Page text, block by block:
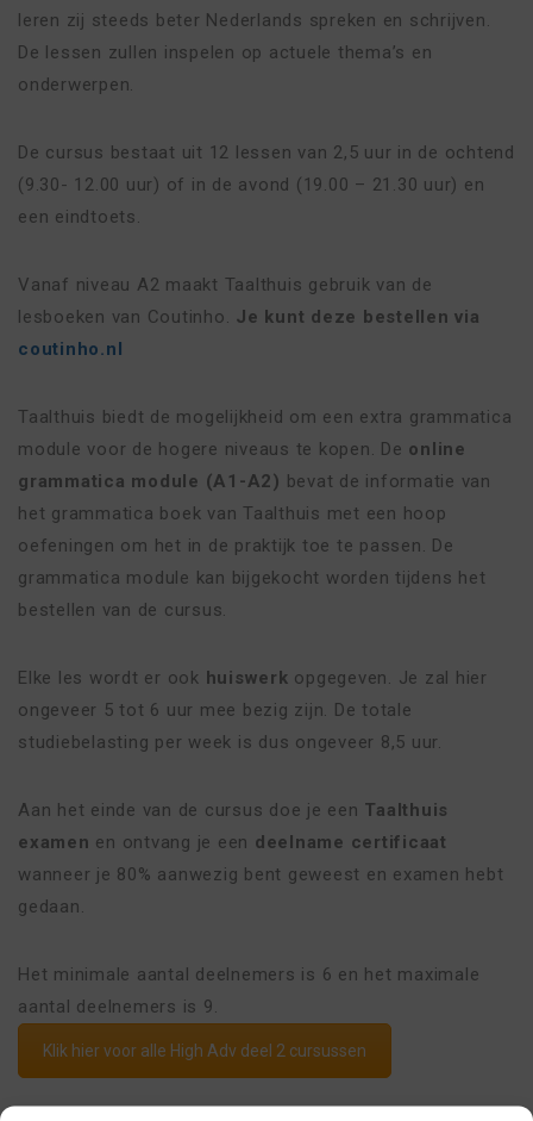
leren zij steeds beter Nederlands spreken en schrijven.
De lessen zullen inspelen op actuele thema’s en
onderwerpen.
De cursus bestaat uit 12 lessen van 2,5 uur in de ochtend
(9.30- 12.00 uur) of in de avond (19.00 – 21.30 uur) en
een eindtoets.
Vanaf niveau A2 maakt Taalthuis gebruik van de
lesboeken van Coutinho. Je kunt deze bestellen via
coutinho.nl
Taalthuis biedt de mogelijkheid om een extra grammatica
module voor de hogere niveaus te kopen. De online
grammatica module (A1-A2) bevat de informatie van
het grammatica boek van Taalthuis met een hoop
oefeningen om het in de praktijk toe te passen. De
grammatica module kan bijgekocht worden tijdens het
bestellen van de cursus.
Elke les wordt er ook huiswerk opgegeven. Je zal hier
ongeveer 5 tot 6 uur mee bezig zijn. De totale
studiebelasting per week is dus ongeveer 8,5 uur.
Aan het einde van de cursus doe je een Taalthuis
examen en ontvang je een deelname certificaat
wanneer je 80% aanwezig bent geweest en examen hebt
gedaan.
Het minimale aantal deelnemers is 6 en het maximale
aantal deelnemers is 9.
Klik hier voor alle High Adv deel 2 cursussen